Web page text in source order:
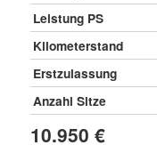
Leistung PS
Kilometerstand
Erstzulassung
Anzahl Sitze
10.950 €